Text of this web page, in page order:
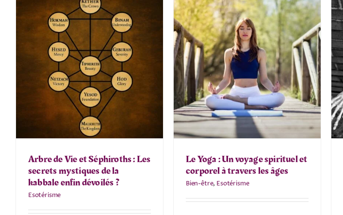
Arbre de Vie et Séphiroths : Les
secrets mystiques de la
kabbale enfin dévoilés ?
Esotérisme
Le Yoga : Un voyage spirituel et
corporel à travers les âges
Bien-être, Esotérisme